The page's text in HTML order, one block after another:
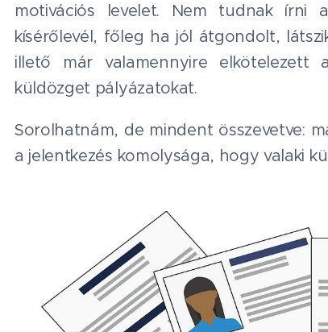
motivációs levelet. Nem tudnak írni
kísérőlevél, főleg ha jól átgondolt,
illető már valamennyire elkötelezett
küldözget pályázatokat.
Sorolhatnám, de mindent összevetve:
a jelentkezés komolysága, hogy valaki